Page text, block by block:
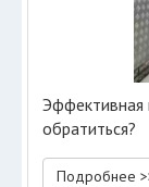
Эффективная
обратиться?
Подробнее